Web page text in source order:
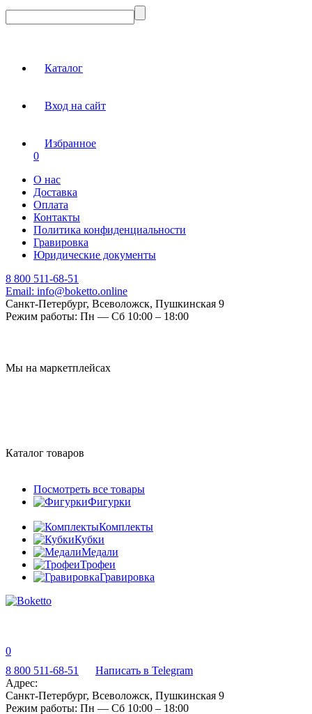
Каталог
Вход на сайт
Избранное
0
О нас
Доставка
Оплата
Контакты
Политика конфиденциальности
Гравировка
Юридические документы
8 800 511-68-51
Email: info@boketto.online
Санкт-Петербург, Всеволожск, Пушкинская 9
Режим работы: Пн — Сб 10:00 – 18:00
Мы на маркетплейсах
Каталог товаров
Посмотреть все товары
Фигурки
Комплекты
Кубки
Медали
Трофеи
Гравировка
0
8 800 511-68-51
Написать в Telegram
Адрес:
Санкт-Петербург, Всеволожск, Пушкинская 9
Режим работы: Пн — Сб 10:00 – 18:00